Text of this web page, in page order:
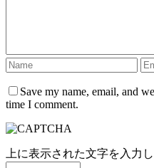
Save my name, email, and
time I comment.
上に表示された文字を入力